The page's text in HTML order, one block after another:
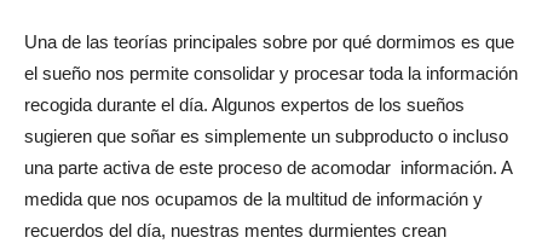
Una de las teorías principales sobre por qué dormimos es que
el sueño nos permite consolidar y procesar toda la información
recogida durante el día. Algunos expertos de los sueños
sugieren que soñar es simplemente un subproducto o incluso
una parte activa de este proceso de acomodar información. A
medida que nos ocupamos de la multitud de información y
recuerdos del día, nuestras mentes durmientes crean